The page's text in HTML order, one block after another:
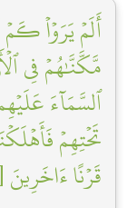
أَلَمۡ يَرَوۡاْ
مَّكَّنَّٰهُمۡ فِي
ٱلسَّمَآءَ
تَحۡتِهِمۡ
قَرۡنًا ءَاخَرِينَ